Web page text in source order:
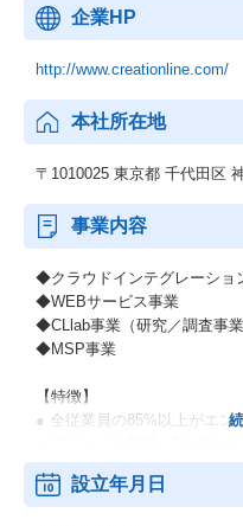
企業HP
http://www.creationline.com/
本社所在地
〒1010025 東京都 千代田区
事業内容
◆クラウドインテグレーショ
◆WEBサービス事業
◆CLlab事業（研究／調査事業
◆MSP事業
【特徴】
● 全従業員の85%以上がエン
● クラウドネイティブのオー
● 国内150社超えるお客様への
設立年月日